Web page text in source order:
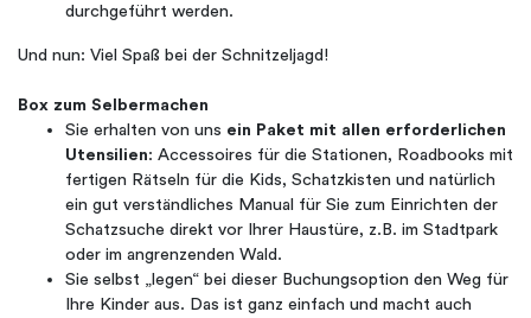
durchgeführt werden.
Und nun: Viel Spaß bei der Schnitzeljagd!
Box zum Selbermachen
Sie erhalten von uns ein Paket mit allen erforderlichen
Utensilien: Accessoires für die Stationen, Roadbooks mit
fertigen Rätseln für die Kids, Schatzkisten und natürlich
ein gut verständliches Manual für Sie zum Einrichten der
Schatzsuche direkt vor Ihrer Haustüre, z.B. im Stadtpark
oder im angrenzenden Wald.
Sie selbst „legen“ bei dieser Buchungsoption den Weg für
Ihre Kinder aus. Das ist ganz einfach und macht auch